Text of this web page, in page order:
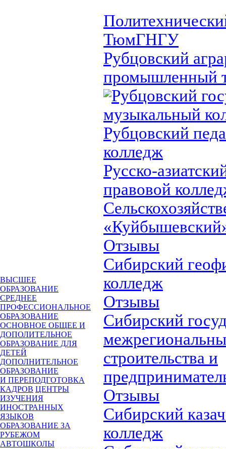
ВЫСШЕЕ
ОБРАЗОВАНИЕ
СРЕДНЕЕ
ПРОФЕССИОНАЛЬНОЕ
ОБРАЗОВАНИЕ
ОСНОВНОЕ ОБЩЕЕ И
ДОПОЛИТЕЛЬНОЕ
ОБРАЗОВАНИЕ ДЛЯ
ДЕТЕЙ
ДОПОЛНИТЕЛЬНОЕ
ОБРАЗОВАНИЕ
И ПЕРЕПОДГОТОВКА
КАДРОВ ЦЕНТРЫ
ИЗУЧЕНИЯ
ИНОСТРАННЫХ
ЯЗЫКОВ
ОБРАЗОВАНИЕ ЗА
РУБЕЖОМ
АВТОШКОЛЫ
ТюмГНГУ
Рубцовский
промышленный
Рубцовский
музыкальный
Рубцовский
колледж
Русско-
правовой
Отзывы
Сибирский
колледж
Отзывы
Сибирский
строительства и
Отзывы
Сибирский
колледж